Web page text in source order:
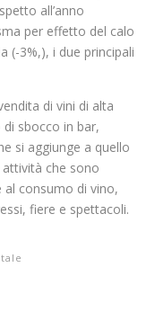
all’anno
per effetto del calo
(-3%,), i due principali
di vini di alta
sbocco in bar,
si aggiunge a quello
che sono
consumo di vino,
fiere e spettacoli.